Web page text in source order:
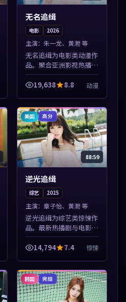
无名追缉
电影 2026
主演： 朱一龙、黄渤 等
无名追缉为电影类动漫作
品。聚合亚洲影视热播内
容，高清免费在线观看，
适合手机与电脑一站式追
凑，值得加入片...
19,638 8.8 动漫
美国 高分
88:59
逆光追缉
综艺 2025
主演： 章子怡、黄渤 等
逆光追缉为综艺类惊悚作
品。最新热播剧与电影片
单推荐，高清画质流畅播
放，每日更新不错过精彩
凑，值得加入...
14,794 7.4 惊悚
韩国 完结